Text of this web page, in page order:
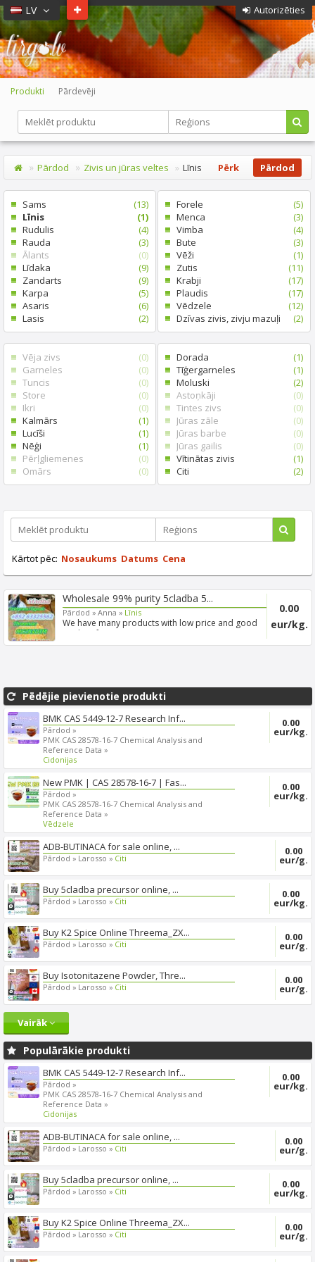
Autorizēties
LV
Produkti Pārdevēji
Pārdod Zivis un jūras veltes Līnis Pārdod
Pērk
Sams
(13)
Līnis
(1)
Rudulis
(4)
Rauda
(3)
Ālants
(0)
Līdaka
(9)
Zandarts
(9)
Karpa
(5)
Asaris
(6)
Lasis
(2)
Forele
(5)
Menca
(3)
Vimba
(4)
Bute
(3)
Vēži
(1)
Zutis
(11)
Krabji
(17)
Plaudis
(17)
Vēdzele
(12)
Dzīvas zivis, zivju mazuļi
(2)
Vēja zivs
(0)
Garneles
(0)
Tuncis
(0)
Store
(0)
Ikri
(0)
Kalmārs
(1)
Lucīši
(1)
Nēģi
(1)
Pērļgliemenes
(0)
Omārs
(0)
Dorada
(1)
Tīģergarneles
(1)
Moluski
(2)
Astoņkāji
(0)
Tintes zivs
(0)
Jūras zāle
(0)
Jūras barbe
(0)
Jūras gailis
(0)
Vītinātas zivis
(1)
Citi
(2)
Kārtot pēc: Nosaukums Datums Cena
Wholesale 99% purity 5cladba 5...
Pārdod » Anna » Līnis
We have many products with low price and good
quality, if yo...
0.00
eur/kg.
Pēdējie pievienotie produkti
BMK CAS 5449-12-7 Research Inf...
Pārdod »
PMK CAS 28578-16-7 Chemical Analysis and
Reference Data »
Cidonijas
0.00
eur/kg.
New PMK | CAS 28578-16-7 | Fas...
Pārdod »
PMK CAS 28578-16-7 Chemical Analysis and
Reference Data »
Vēdzele
0.00
eur/kg.
ADB-BUTINACA for sale online, ...
Pārdod » Larosso » Citi
0.00
eur/g.
Buy 5cladba precursor online, ...
Pārdod » Larosso » Citi
0.00
eur/kg.
Buy K2 Spice Online Threema_ZX...
Pārdod » Larosso » Citi
0.00
eur/g.
Buy Isotonitazene Powder, Thre...
Pārdod » Larosso » Citi
0.00
eur/g.
Vairāk
Populārākie produkti
BMK CAS 5449-12-7 Research Inf...
Pārdod »
PMK CAS 28578-16-7 Chemical Analysis and
Reference Data »
Cidonijas
0.00
eur/kg.
ADB-BUTINACA for sale online, ...
Pārdod » Larosso » Citi
0.00
eur/g.
Buy 5cladba precursor online, ...
Pārdod » Larosso » Citi
0.00
eur/kg.
Buy K2 Spice Online Threema_ZX...
Pārdod » Larosso » Citi
0.00
eur/g.